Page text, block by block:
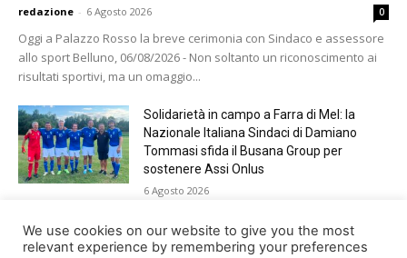
redazione - 6 Agosto 2026 0
Oggi a Palazzo Rosso la breve cerimonia con Sindaco e assessore
allo sport Belluno, 06/08/2026 - Non soltanto un riconoscimento ai
risultati sportivi, ma un omaggio...
Solidarietà in campo a Farra di Mel: la
Nazionale Italiana Sindaci di Damiano
Tommasi sfida il Busana Group per
sostenere Assi Onlus
6 Agosto 2026
Shade, Dolcenera, Merk&Kremont,
Benji&Fede e molti altri, giovedì sera a
We use cookies on our website to give you the most
relevant experience by remembering your preferences